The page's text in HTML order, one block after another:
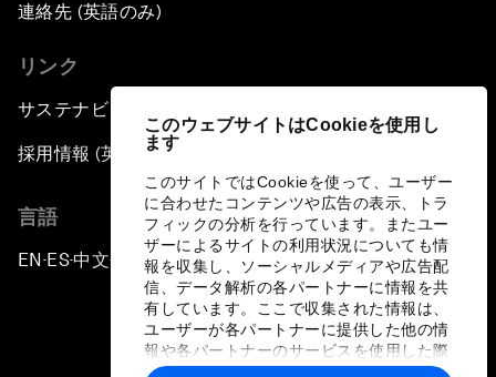
このウェブサイトはCookieを使用し
ます
このサイトではCookieを使って、ユーザー
に合わせたコンテンツや広告の表示、トラ
フィックの分析を行っています。またユー
ザーによるサイトの利用状況についても情
報を収集し、ソーシャルメディアや広告配
信、データ解析の各パートナーに情報を共
有しています。ここで収集された情報は、
ユーザーが各パートナーに提供した他の情
報や各パートナーのサービスを使用した際
に収集された情報と組み合わされ、各パー
連絡先 (英語のみ)
リンク
サステナビリティへの取り組み
採用情報 (英語のみ)
言語
EN ▪ ES▪中文▪ 日本語